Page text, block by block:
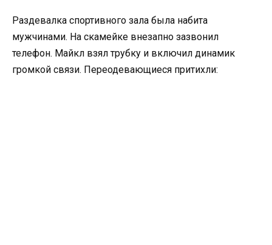
Раздевалка спортивного зала была набита
мужчинами. На скамейке внезапно зазвонил
телефон. Майкл взял трубку и включил динамик
громкой связи. Переодевающиеся притихли: